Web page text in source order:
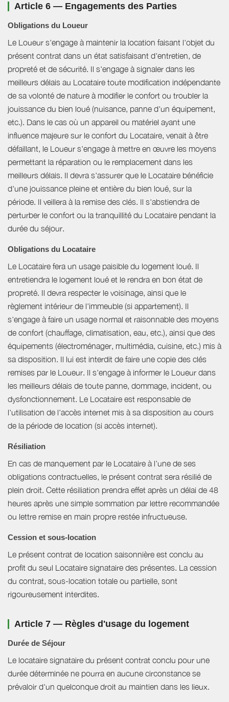
Article 6 — Engagements des Parties
Obligations du Loueur
Le Loueur s'engage à maintenir la location faisant l'objet du
présent contrat dans un état satisfaisant d'entretien, de
propreté et de sécurité. Il s'engage à signaler dans les
meilleurs délais au Locataire toute modification indépendante
de sa volonté de nature à modifier le confort ou troubler la
jouissance du bien loué (nuisance, panne d'un équipement,
etc.). Dans le cas où un appareil ou matériel ayant une
influence majeure sur le confort du Locataire, venait à être
défaillant, le Loueur s'engage à mettre en œuvre les moyens
permettant la réparation ou le remplacement dans les
meilleurs délais. Il devra s'assurer que le Locataire bénéficie
d'une jouissance pleine et entière du bien loué, sur la
période. Il veillera à la remise des clés. Il s'abstiendra de
perturber le confort ou la tranquillité du Locataire pendant la
durée du séjour.
Obligations du Locataire
Le Locataire fera un usage paisible du logement loué. Il
entretiendra le logement loué et le rendra en bon état de
propreté. Il devra respecter le voisinage, ainsi que le
règlement intérieur de l'immeuble (si appartement). Il
s'engage à faire un usage normal et raisonnable des moyens
de confort (chauffage, climatisation, eau, etc.), ainsi que des
équipements (électroménager, multimédia, cuisine, etc.) mis à
sa disposition. Il lui est interdit de faire une copie des clés
remises par le Loueur. Il s'engage à informer le Loueur dans
les meilleurs délais de toute panne, dommage, incident, ou
dysfonctionnement. Le Locataire est responsable de
l'utilisation de l'accès internet mis à sa disposition au cours
de la période de location (si accès internet).
Résiliation
En cas de manquement par le Locataire à l’une de ses
obligations contractuelles, le présent contrat sera résilié de
plein droit. Cette résiliation prendra effet après un délai de 48
heures après une simple sommation par lettre recommandée
ou lettre remise en main propre restée infructueuse.
Cession et sous-location
Le présent contrat de location saisonnière est conclu au
profit du seul Locataire signataire des présentes. La cession
du contrat, sous-location totale ou partielle, sont
rigoureusement interdites.
Article 7 — Règles d'usage du logement
Durée de Séjour
Le locataire signataire du présent contrat conclu pour une
durée déterminée ne pourra en aucune circonstance se
prévaloir d'un quelconque droit au maintien dans les lieux.